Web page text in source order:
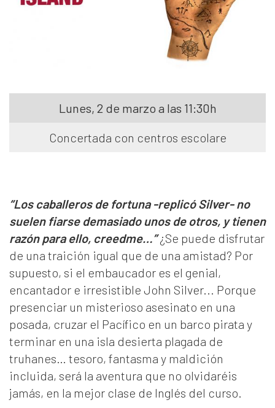
Lunes, 2 de marzo a las 11:30h
Concertada con centros escolare
“Los caballeros de fortuna -replicó Silver- no
suelen fiarse demasiado unos de otros, y tienen
razón para ello, creedme…”¿Se puede disfrutar
de una traición igual que de una amistad? Por
supuesto, si el embaucador es el genial,
encantador e irresistible John Silver... Porque
presenciar un misterioso asesinato en una
posada, cruzar el Pacífico en un barco pirata y
terminar en una isla desierta plagada de
truhanes… tesoro, fantasma y maldición
incluida, será la aventura que no olvidaréis
jamás, en la mejor clase de Inglés del curso.